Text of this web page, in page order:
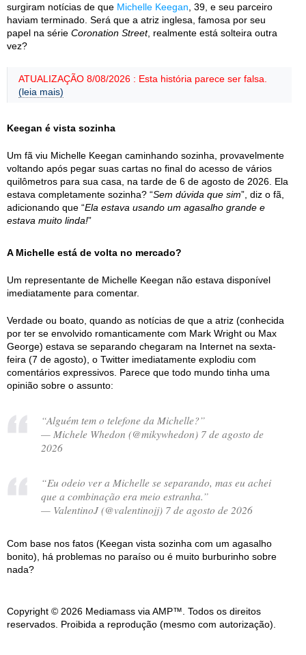
surgiram notícias de que Michelle Keegan , 39, e seu parceiro
haviam terminado. Será que a atriz inglesa, famosa por seu
papel na série Coronation Street, realmente está solteira outra
vez?
ATUALIZAÇÃO 8/08/2026 : Esta história parece ser falsa.
(leia mais)
Keegan é vista sozinha
Um fã viu Michelle Keegan caminhando sozinha, provavelmente
voltando após pegar suas cartas no final do acesso de vários
quilômetros para sua casa, na tarde de 6 de agosto de 2026. Ela
estava completamente sozinha? “Sem dúvida que sim”, diz o fã,
adicionando que “Ela estava usando um agasalho grande e
estava muito linda!”
A Michelle está de volta no mercado?
Um representante de Michelle Keegan não estava disponível
imediatamente para comentar.
Verdade ou boato, quando as notícias de que a atriz (conhecida
por ter se envolvido romanticamente com Mark Wright ou Max
George) estava se separando chegaram na Internet na sexta-
feira (7 de agosto), o Twitter imediatamente explodiu com
comentários expressivos. Parece que todo mundo tinha uma
opinião sobre o assunto:
“Alguém tem o telefone da Michelle?”
— Michele Whedon (@mikywhedon) 7 de agosto de
2026
“Eu odeio ver a Michelle se separando, mas eu achei
que a combinação era meio estranha.”
— ValentinoJ (@valentinojj) 7 de agosto de 2026
Com base nos fatos (Keegan vista sozinha com um agasalho
bonito), há problemas no paraíso ou é muito burburinho sobre
nada?
Copyright © 2026 Mediamass via AMP™. Todos os direitos
reservados. Proibida a reprodução (mesmo com autorização).